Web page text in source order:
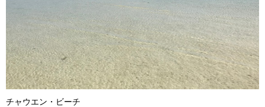
チャウエン・ビーチ